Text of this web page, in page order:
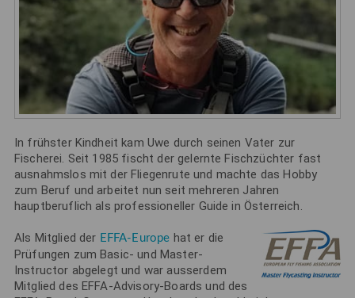
In frühster Kindheit kam Uwe durch seinen Vater zur
Fischerei. Seit 1985 fischt der gelernte Fischzüchter fast
ausnahmslos mit der Fliegenrute und machte das Hobby
zum Beruf und arbeitet nun seit mehreren Jahren
hauptberuflich als professioneller Guide in Österreich.
Als Mitglied der EFFA-Europe hat er die
Prüfungen zum Basic- und Master-
Instructor abgelegt und war ausserdem
Mitglied des EFFA-Advisory-Boards und des